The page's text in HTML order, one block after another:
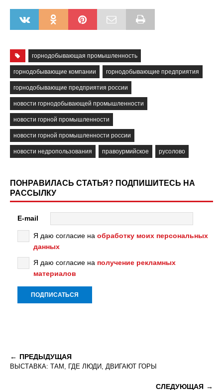
горнодобывающая промышленность
горнодобывающие компании горнодобывающие предприятия
горнодобывающие предприятия россии
новости горнодобывающей промышленности
новости горной промышленности
новости горной промышленности россии
новости недропользования правоурмийское русолово
ПОНРАВИЛАСЬ СТАТЬЯ? ПОДПИШИТЕСЬ НА
РАССЫЛКУ
E-mail
Я даю согласие на обработку моих персональных
данных
Я даю согласие на получение рекламных
материалов
ПРЕДЫДУЩАЯ
ВЫСТАВКА: ТАМ, ГДЕ ЛЮДИ, ДВИГАЮТ ГОРЫ
СЛЕДУЮЩАЯ